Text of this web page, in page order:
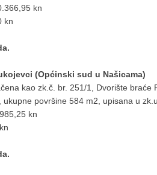
kn
kn
(Općinski sud u Našicama)
kao zk.č. br. 251/1, Dvorište braće
površine 584 m2, upisana u
kn